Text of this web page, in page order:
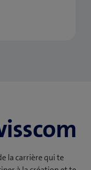
la carrière qui te